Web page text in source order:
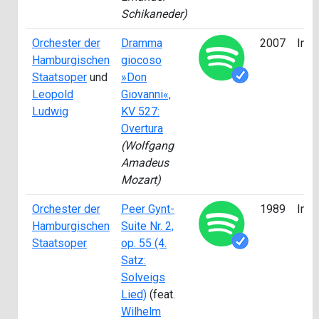
Schikaneder)
Orchester der
Hamburgischen
Staatsoper und
Leopold
Ludwig
Dramma
giocoso
»Don
Giovanni«,
KV 527:
Overtura
(Wolfgang
Amadeus
Mozart)
2007
Orchester der
Hamburgischen
Staatsoper
Peer Gynt-
Suite Nr. 2,
op. 55 (4.
Satz:
Solveigs
Lied) (feat.
Wilhelm
1989